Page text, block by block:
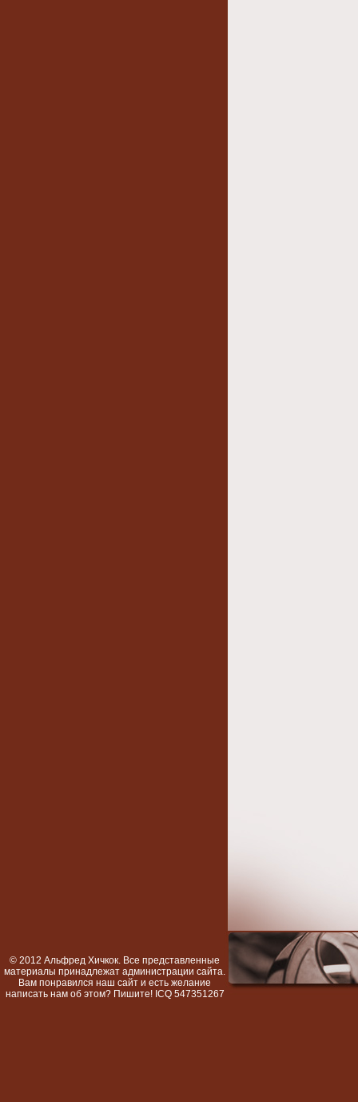
© 2012 Альфред Хичкок. Все представленные
материалы принадлежат администрации сайта.
Вам понравился наш сайт и есть желание
написать нам об этом? Пишите! ICQ 547351267